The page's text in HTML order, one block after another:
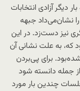
دیگر آزادی انتخابات
نشان‌می‌داد جبهه
نیز دست‌زد. در این
که، به علت نشانی آن
«خانه‌ی ١۴٣» معروف‌شده‌بود. برای پی‌بردن
جمله دانسته شود
چندین بار مورد